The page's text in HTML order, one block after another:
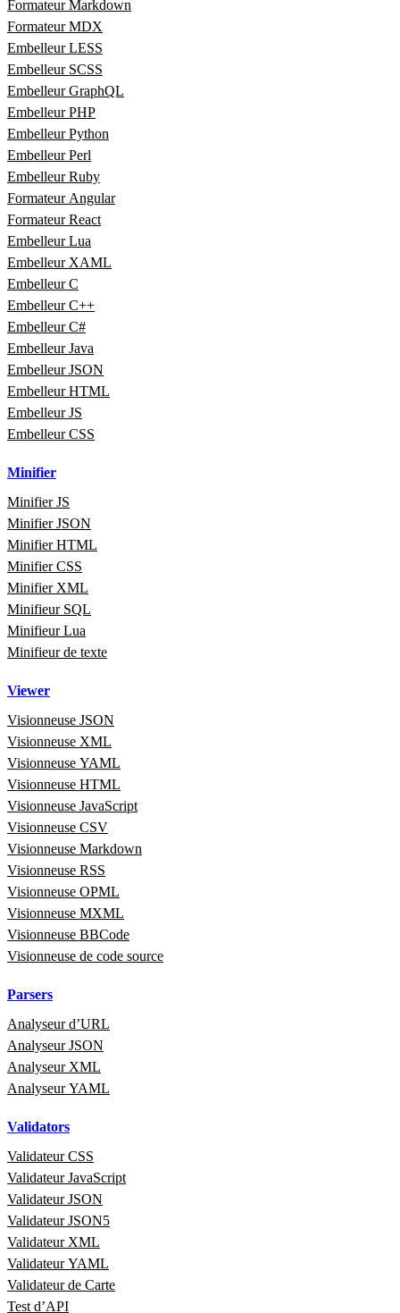
Formateur Markdown
Formateur MDX
Embelleur LESS
Embelleur SCSS
Embelleur GraphQL
Embelleur PHP
Embelleur Python
Embelleur Perl
Embelleur Ruby
Formateur Angular
Formateur React
Embelleur Lua
Embelleur XAML
Embelleur C
Embelleur C++
Embelleur C#
Embelleur Java
Embelleur JSON
Embelleur HTML
Embelleur JS
Embelleur CSS
Minifier
Minifier JS
Minifier JSON
Minifier HTML
Minifier CSS
Minifier XML
Minifieur SQL
Minifieur Lua
Minifieur de texte
Viewer
Visionneuse JSON
Visionneuse XML
Visionneuse YAML
Visionneuse HTML
Visionneuse JavaScript
Visionneuse CSV
Visionneuse Markdown
Visionneuse RSS
Visionneuse OPML
Visionneuse MXML
Visionneuse BBCode
Visionneuse de code source
Parsers
Analyseur d’URL
Analyseur JSON
Analyseur XML
Analyseur YAML
Validators
Validateur CSS
Validateur JavaScript
Validateur JSON
Validateur JSON5
Validateur XML
Validateur YAML
Validateur de Carte
Test d’API